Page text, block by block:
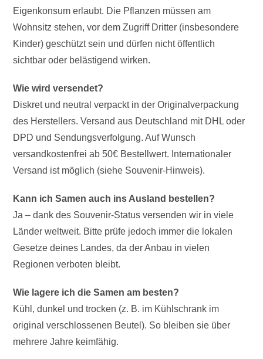
Eigenkonsum erlaubt. Die Pflanzen müssen am
Wohnsitz stehen, vor dem Zugriff Dritter (insbesondere
Kinder) geschützt sein und dürfen nicht öffentlich
sichtbar oder belästigend wirken.
Wie wird versendet?
Diskret und neutral verpackt in der Originalverpackung
des Herstellers. Versand aus Deutschland mit DHL oder
DPD und Sendungsverfolgung. Auf Wunsch
versandkostenfrei ab 50€ Bestellwert. Internationaler
Versand ist möglich (siehe Souvenir-Hinweis).
Kann ich Samen auch ins Ausland bestellen?
Ja – dank des Souvenir-Status versenden wir in viele
Länder weltweit. Bitte prüfe jedoch immer die lokalen
Gesetze deines Landes, da der Anbau in vielen
Regionen verboten bleibt.
Wie lagere ich die Samen am besten?
Kühl, dunkel und trocken (z. B. im Kühlschrank im
original verschlossenen Beutel). So bleiben sie über
mehrere Jahre keimfähig.